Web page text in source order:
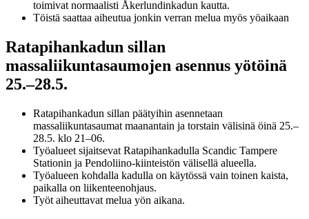
toimivat normaalisti Åkerlundinkadun kautta.
Töistä saattaa aiheutua jonkin verran melua myös yöaikaan
Ratapihankadun sillan
massaliikuntasaumojen asennus yötöinä
25.–28.5.
Ratapihankadun sillan päätyihin asennetaan
massaliikuntasaumat maanantain ja torstain välisinä öinä 25.–
28.5. klo 21–06.
Työalueet sijaitsevat Ratapihankadulla Scandic Tampere
Stationin ja Pendoliino-kiinteistön välisellä alueella.
Työalueen kohdalla kadulla on käytössä vain toinen kaista,
paikalla on liikenteenohjaus.
Työt aiheuttavat melua yön aikana.